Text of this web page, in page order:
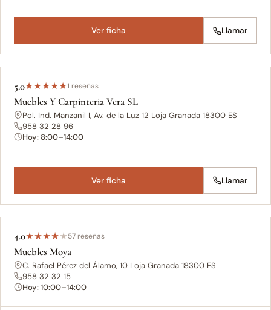
Ver ficha Llamar
5.0★★★★★1 reseñas
Muebles Y Carpinteria Vera SL
Pol. Ind. Manzanil I, Av. de la Luz 12 Loja Granada 18300 ES
958 32 28 96
Hoy: 8:00–14:00
Ver ficha Llamar
4.0★★★★★57 reseñas
Muebles Moya
C. Rafael Pérez del Álamo, 10 Loja Granada 18300 ES
958 32 32 15
Hoy: 10:00–14:00